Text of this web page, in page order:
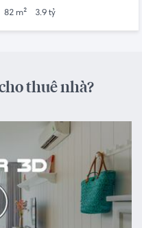
82 m² 3.9 tỷ
thuê nhà?